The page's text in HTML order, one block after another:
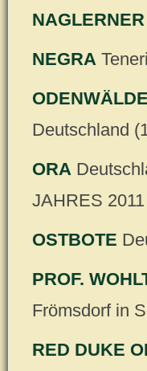
NEGRA
Deutschland
ORA
JAHRES 2011
OSTBOTE
PROF.
Frömsdorf in
RED DUKE